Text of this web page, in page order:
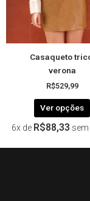
Casaqueto
verona
R$529,99
Ver opções
6x de R$88,33